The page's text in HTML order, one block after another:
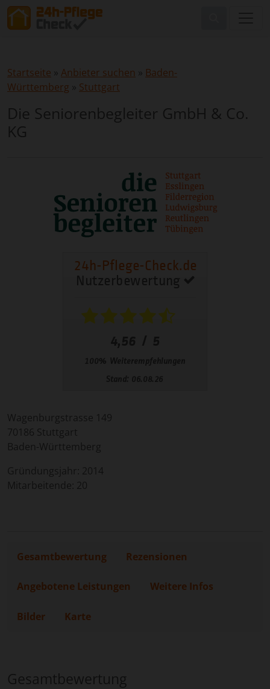
Startseite » Anbieter suchen » Baden-
Württemberg » Stuttgart
Die Seniorenbegleiter GmbH & Co.
KG
Wagenburgstrasse 149
70186 Stuttgart
Baden-Württemberg
Gründungsjahr: 2014
Mitarbeitende: 20
Gesamtbewertung Rezensionen
Angebotene Leistungen Weitere Infos
Bilder Karte
Gesamtbewertung